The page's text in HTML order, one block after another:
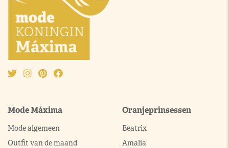
Mode Máxima
Mode algemeen
Outfit van de maand
Oranjeprinsessen
Beatrix
Amalia